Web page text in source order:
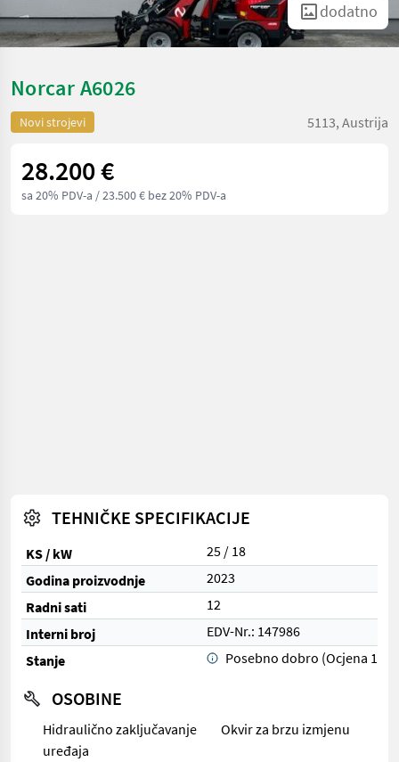
dodatno
Norcar A6026
Novi strojevi 5113, Austrija
28.200 €
sa 20% PDV-a / 23.500 € bez 20% PDV-a
TEHNIČKE SPECIFIKACIJE
KS / kW
25 / 18
Godina proizvodnje
2023
Radni sati
12
Interni broj
EDV-Nr.: 147986
Stanje
Posebno dobro (Ocjena 1)
OSOBINE
Hidraulično zaključavanje
uređaja
Okvir za brzu izmjenu